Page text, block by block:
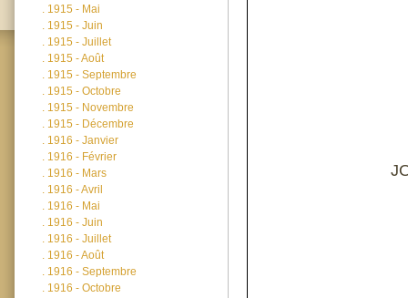
. 1915 - Mai
. 1915 - Juin
. 1915 - Juillet
. 1915 - Août
. 1915 - Septembre
. 1915 - Octobre
. 1915 - Novembre
. 1915 - Décembre
. 1916 - Janvier
. 1916 - Février
. 1916 - Mars
. 1916 - Avril
. 1916 - Mai
. 1916 - Juin
. 1916 - Juillet
. 1916 - Août
. 1916 - Septembre
. 1916 - Octobre